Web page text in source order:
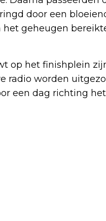
door een
geheugen
op het finishplein
radio worden
een dag richting